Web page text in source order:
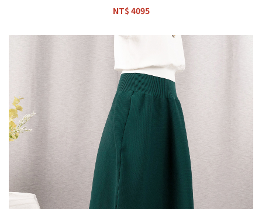
NT$ 4095